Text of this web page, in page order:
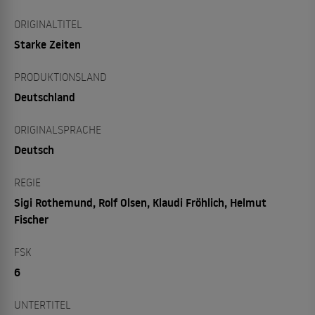
ORIGINALTITEL
Starke Zeiten
PRODUKTIONSLAND
Deutschland
ORIGINALSPRACHE
Deutsch
REGIE
Sigi Rothemund, Rolf Olsen, Klaudi Fröhlich, Helmut
Fischer
FSK
6
UNTERTITEL